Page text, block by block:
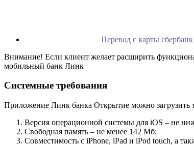
Перевод с карты
Внимание! Если клиент желает расширить
мобильный банк Линк
Системные требования
Приложение Линк банка Открытие можно загрузить
Версия операционной системы для iOS – не
Свободная память – не менее 142 Мб;
Совместимость с iPhone, iPad и iPod touch, а